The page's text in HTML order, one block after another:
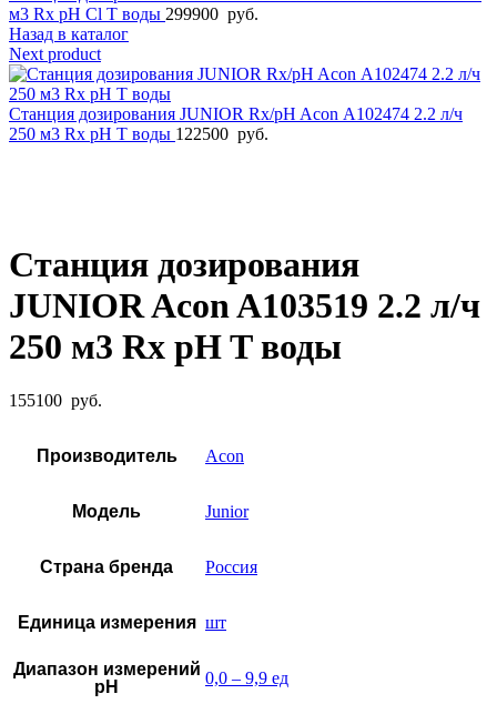
м3 Rx pH Cl T воды 299900 руб.
Назад в каталог
Next product
Станция дозирования JUNIOR Rx/pH Acon А102474 2.2 л/ч
250 м3 Rx pH T воды 122500 руб.
Станция дозирования
JUNIOR Acon A103519 2.2 л/ч
250 м3 Rx pH T воды
155100 руб.
Производитель Acon
Модель Junior
Страна бренда Россия
Единица измерения шт
Диапазон измерений
pH
0,0 – 9,9 ед